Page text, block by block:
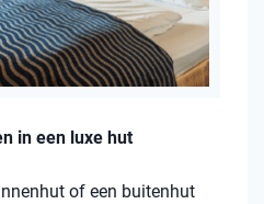
in een luxe hut
of een buitenhut